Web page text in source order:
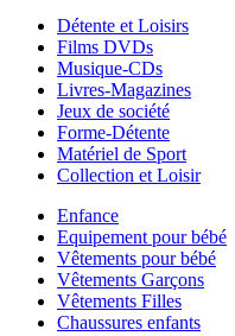
Détente et Loisirs
Films DVDs
Musique-CDs
Livres-Magazines
Jeux de société
Forme-Détente
Matériel de Sport
Collection et Loisir
Enfance
Equipement pour bébé
Vêtements pour bébé
Vêtements Garçons
Vêtements Filles
Chaussures enfants